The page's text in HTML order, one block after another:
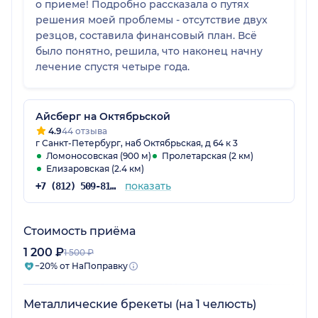
о приеме! Подробно рассказала о путях
решения моей проблемы - отсутствие двух
резцов, составила финансовый план. Всё
было понятно, решила, что наконец начну
лечение спустя четыре года.
Айсберг на Октябрьской
4.944 отзыва
г Санкт-Петербург, наб Октябрьская, д 64 к 3
Ломоносовская (900 м)
Пролетарская (2 км)
Елизаровская (2.4 км)
+7 (812) 509-81-35 показать
Стоимость приёма
1 200 ₽1 500 ₽
−20% от НаПоправку
Металлические брекеты (на 1 челюсть)